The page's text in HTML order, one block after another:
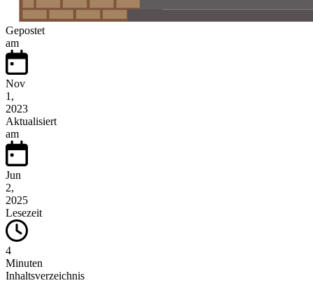
Gepostet
am
Nov
1,
2023
Aktualisiert
am
Jun
2,
2025
Lesezeit
4
Minuten
Inhaltsverzeichnis